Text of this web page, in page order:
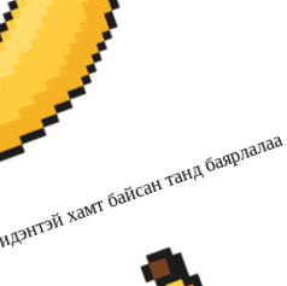
хамт байсан танд баярлалаа